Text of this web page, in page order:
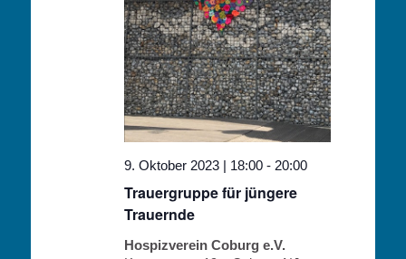
Trauergruppe für jüngere
Trauernde
9. Oktober 2023 | 18:00 - 20:00
Hospizverein Coburg e.V.